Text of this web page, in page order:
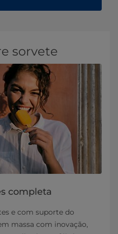
sorvete
completa
e com suporte do
massa com inovação,